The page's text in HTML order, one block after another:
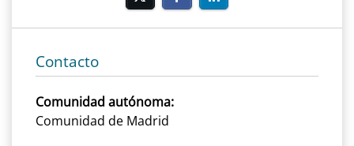
Contacto
Comunidad autónoma:
Comunidad de Madrid